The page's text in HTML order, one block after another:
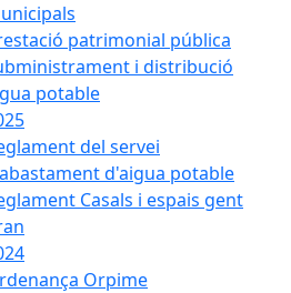
patrimonial pública
i distribució
potable
del servei
d'aigua potable
Casals i espais gent
Orpime